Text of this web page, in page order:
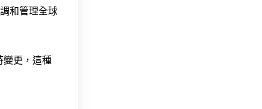
和管理全球
變更，這種